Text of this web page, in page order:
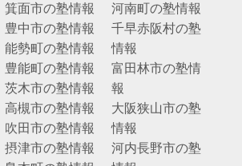
箕面市の塾情報
豊中市の塾情報
能勢町の塾情報
豊能町の塾情報
茨木市の塾情報
高槻市の塾情報
吹田市の塾情報
摂津市の塾情報
河南町の塾情報
千早赤阪村の塾
情報
富田林市の塾情
報
大阪狭山市の塾
情報
河内長野市の塾